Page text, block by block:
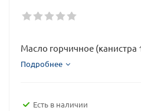
Масло горчичное (канистра
Подробнее
Есть в наличии